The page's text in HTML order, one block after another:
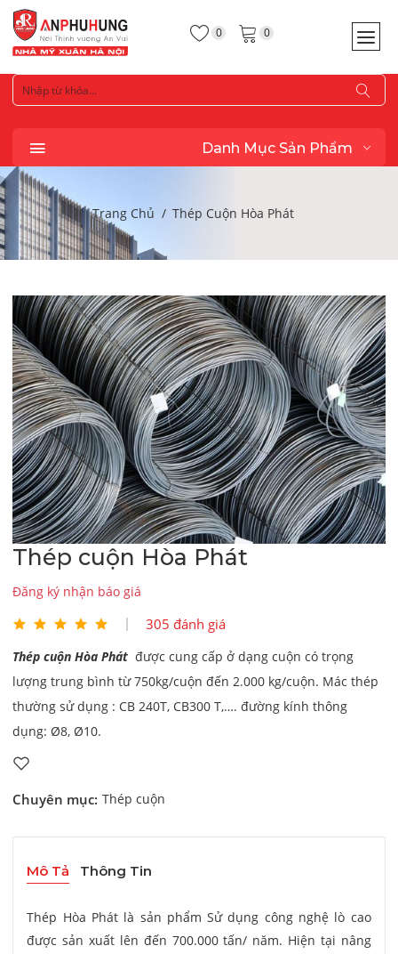
0 0
Danh Mục Sản Phẩm
Trang Chủ Thép Cuộn Hòa Phát
Thép cuộn Hòa Phát
Đăng ký nhận báo giá
305 đánh giá
Thép cuộn Hòa Phát được cung cấp ở dạng cuộn có trọng
lượng trung bình từ 750kg/cuộn đến 2.000 kg/cuộn. Mác thép
thường sử dụng : CB 240T, CB300 T,…. đường kính thông
dụng: Ø8, Ø10.
Chuyên mục: Thép cuộn
Mô Tả Thông Tin
Thép Hòa Phát là sản phẩm Sử dụng công nghệ lò cao
được sản xuất lên đến 700.000 tấn/ năm. Hiện tại nâng